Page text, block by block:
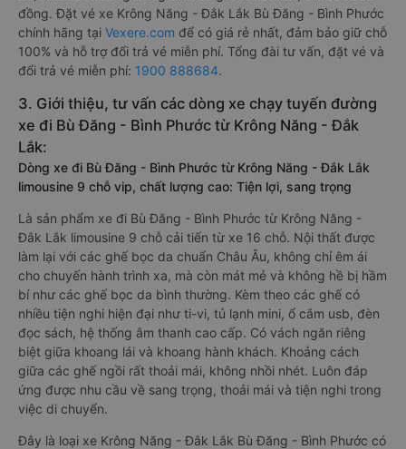
đồng. Đặt vé xe Krông Năng - Đắk Lắk Bù Đăng - Bình Phước
chính hãng tại Vexere.com để có giá rẻ nhất, đảm bảo giữ chỗ
100% và hỗ trợ đổi trả vé miễn phí. Tổng đài tư vấn, đặt vé và
đổi trả vé miễn phí: 1900 888684.
3. Giới thiệu, tư vấn các dòng xe chạy tuyến đường
xe đi Bù Đăng - Bình Phước từ Krông Năng - Đắk
Lắk:
Dòng xe đi Bù Đăng - Bình Phước từ Krông Năng - Đắk Lắk
limousine 9 chỗ vip, chất lượng cao: Tiện lợi, sang trọng
Là sản phẩm xe đi Bù Đăng - Bình Phước từ Krông Năng -
Đắk Lắk limousine 9 chỗ cải tiến từ xe 16 chỗ. Nội thất được
làm lại với các ghế bọc da chuẩn Châu Âu, không chỉ êm ái
cho chuyến hành trình xa, mà còn mát mẻ và không hề bị hầm
bí như các ghế bọc da bình thường. Kèm theo các ghế có
nhiều tiện nghi hiện đại như ti-vi, tủ lạnh mini, ổ cắm usb, đèn
đọc sách, hệ thống âm thanh cao cấp. Có vách ngăn riêng
biệt giữa khoang lái và khoang hành khách. Khoảng cách
giữa các ghế ngồi rất thoải mái, không nhồi nhét. Luôn đáp
ứng được nhu cầu về sang trọng, thoải mái và tiện nghi trong
việc di chuyển.
Đây là loại xe Krông Năng - Đắk Lắk Bù Đăng - Bình Phước có